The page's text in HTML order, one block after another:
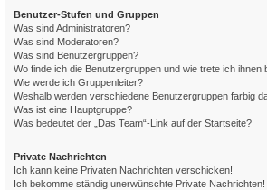
Benutzer-Stufen und Gruppen
Was sind Administratoren?
Was sind Moderatoren?
Was sind Benutzergruppen?
Wo finde ich die Benutzergruppen und wie trete ich ihnen
Wie werde ich Gruppenleiter?
Weshalb werden verschiedene Benutzergruppen farbig
Was ist eine Hauptgruppe?
Was bedeutet der „Das Team“-Link auf der Startseite?
Private Nachrichten
Ich kann keine Privaten Nachrichten verschicken!
Ich bekomme ständig unerwünschte Private Nachrichten!